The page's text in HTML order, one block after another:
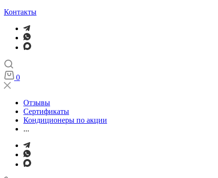
Контакты
0
Отзывы
Сертификаты
Кондиционеры по акции
...